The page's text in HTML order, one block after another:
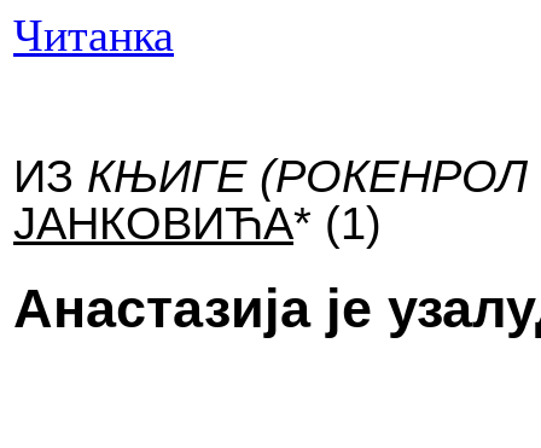
Читанка
ИЗ КЊИГЕ
ЈАНКОВИЋА* (1)
Анастазија је